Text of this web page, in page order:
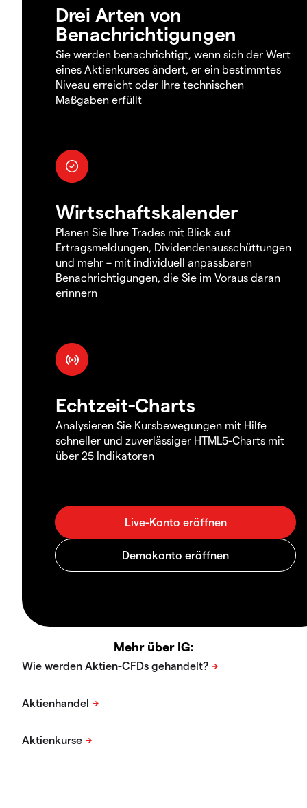
Drei Arten von
Benachrichtigungen
Sie werden benachrichtigt, wenn sich der Wert
eines Aktienkurses ändert, er ein bestimmtes
Niveau erreicht oder Ihre technischen
Maßgaben erfüllt
Wirtschaftskalender
Planen Sie Ihre Trades mit Blick auf
Ertragsmeldungen, Dividendenausschüttungen
und mehr – mit individuell anpassbaren
Benachrichtigungen, die Sie im Voraus daran
erinnern
Echtzeit-Charts
Analysieren Sie Kursbewegungen mit Hilfe
schneller und zuverlässiger HTML5-Charts mit
über 25 Indikatoren
Mehr über IG: